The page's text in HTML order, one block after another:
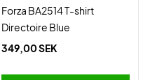
Forza BA2514 T-shirt
Directoire Blue
349,00 SEK